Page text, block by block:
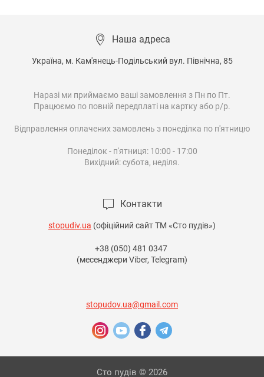
Наша адреса
Україна, м. Кам'янець-Подільський вул. Північна, 85
Наразі ми приймаємо ваші замовлення з Пн по Пт.
Працюємо по повній передплаті на картку або р/р.
Відправлення оплачених замовлень з понеділка по п'ятницю
Понеділок - п'ятниця: 10:00 - 17:00
Вихідний: субота, неділя.
Контакти
stopudiv.ua (офіційний сайт ТМ «Сто пудів»)
+38 (050) 481 0347
(месенджери Viber, Telegram)
stopudov.ua@gmail.com
Сто пудів © 2026